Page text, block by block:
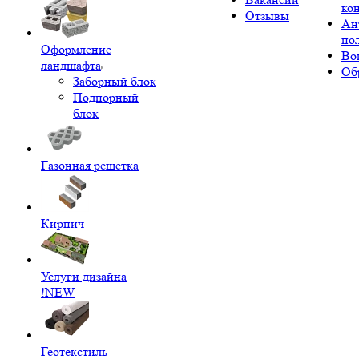
Оформление
ландшафта
Заборный блок
Подпорный
блок
Газонная решетка
Кирпич
Услуги дизайна
!NEW
Геотекстиль
Отзывы